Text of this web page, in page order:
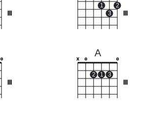
1
3
2
o
A
x o
2 1 3
o